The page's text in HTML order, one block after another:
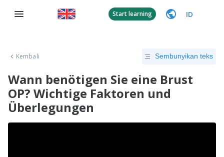
Start learning ID
Kembali Sembunyikan teks
Wann benötigen Sie eine Brust
OP? Wichtige Faktoren und
Überlegungen